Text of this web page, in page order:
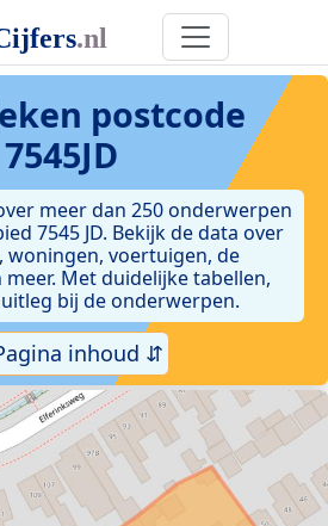
postcode
7545JD
meer dan 250 onderwerpen
7545 JD. Bekijk de data over
woningen, voertuigen, de
Met duidelijke tabellen,
bij de onderwerpen.
inhoud ⇵